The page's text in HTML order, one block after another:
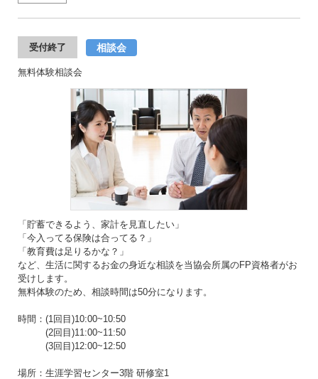
受付終了 相談会
無料体験相談会
「貯蓄できるよう、家計を見直したい」
「今入ってる保険は合ってる？」
「教育費は足りるかな？」
など、生活に関するお金の身近な相談を当協会所属のFP資格者がお
受けします。
無料体験のため、相談時間は50分になります。
時間：(1回目)10:00~10:50
(2回目)11:00~11:50
(3回目)12:00~12:50
場所：生涯学習センター3階 研修室1